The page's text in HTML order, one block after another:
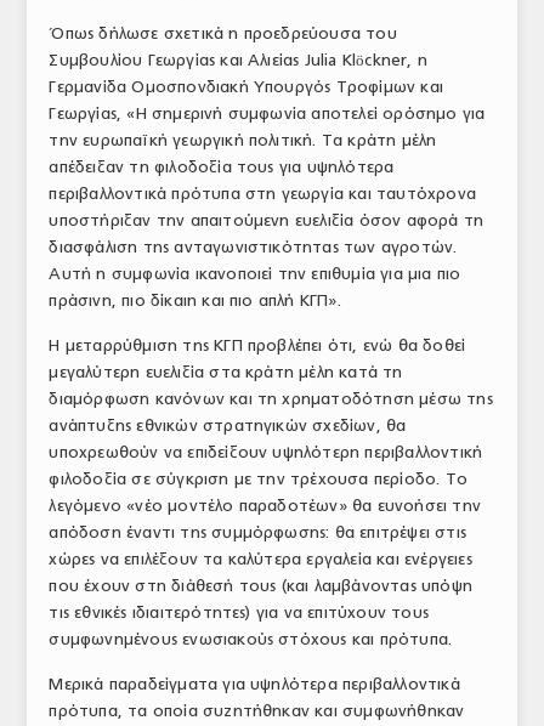
Όπως δήλωσε σχετικά η προεδρεύουσα του
Συμβουλίου Γεωργίας και Αλιείας Julia Klöckner, η
Γερμανίδα Ομοσπονδιακή Υπουργός Τροφίμων και
Γεωργίας, «Η σημερινή συμφωνία αποτελεί ορόσημο για
την ευρωπαϊκή γεωργική πολιτική. Τα κράτη μέλη
απέδειξαν τη φιλοδοξία τους για υψηλότερα
περιβαλλοντικά πρότυπα στη γεωργία και ταυτόχρονα
υποστήριξαν την απαιτούμενη ευελιξία όσον αφορά τη
διασφάλιση της ανταγωνιστικότητας των αγροτών.
Αυτή η συμφωνία ικανοποιεί την επιθυμία για μια πιο
πράσινη, πιο δίκαιη και πιο απλή ΚΓΠ».
Η μεταρρύθμιση της ΚΓΠ προβλέπει ότι, ενώ θα δοθεί
μεγαλύτερη ευελιξία στα κράτη μέλη κατά τη
διαμόρφωση κανόνων και τη χρηματοδότηση μέσω της
ανάπτυξης εθνικών στρατηγικών σχεδίων, θα
υποχρεωθούν να επιδείξουν υψηλότερη περιβαλλοντική
φιλοδοξία σε σύγκριση με την τρέχουσα περίοδο. Το
λεγόμενο «νέο μοντέλο παραδοτέων» θα ευνοήσει την
απόδοση έναντι της συμμόρφωσης: θα επιτρέψει στις
χώρες να επιλέξουν τα καλύτερα εργαλεία και ενέργειες
που έχουν στη διάθεσή τους (και λαμβάνοντας υπόψη
τις εθνικές ιδιαιτερότητες) για να επιτύχουν τους
συμφωνημένους ενωσιακούς στόχους και πρότυπα.
Μερικά παραδείγματα για υψηλότερα περιβαλλοντικά
πρότυπα, τα οποία συζητήθηκαν και συμφωνήθηκαν